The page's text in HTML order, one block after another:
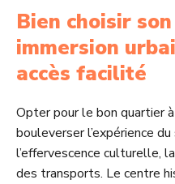
Bien choisir
immersion
accès facilité
Opter pour le bon quartier
bouleverser l’expérience du
l’effervescence culturelle,
des transports. Le centre